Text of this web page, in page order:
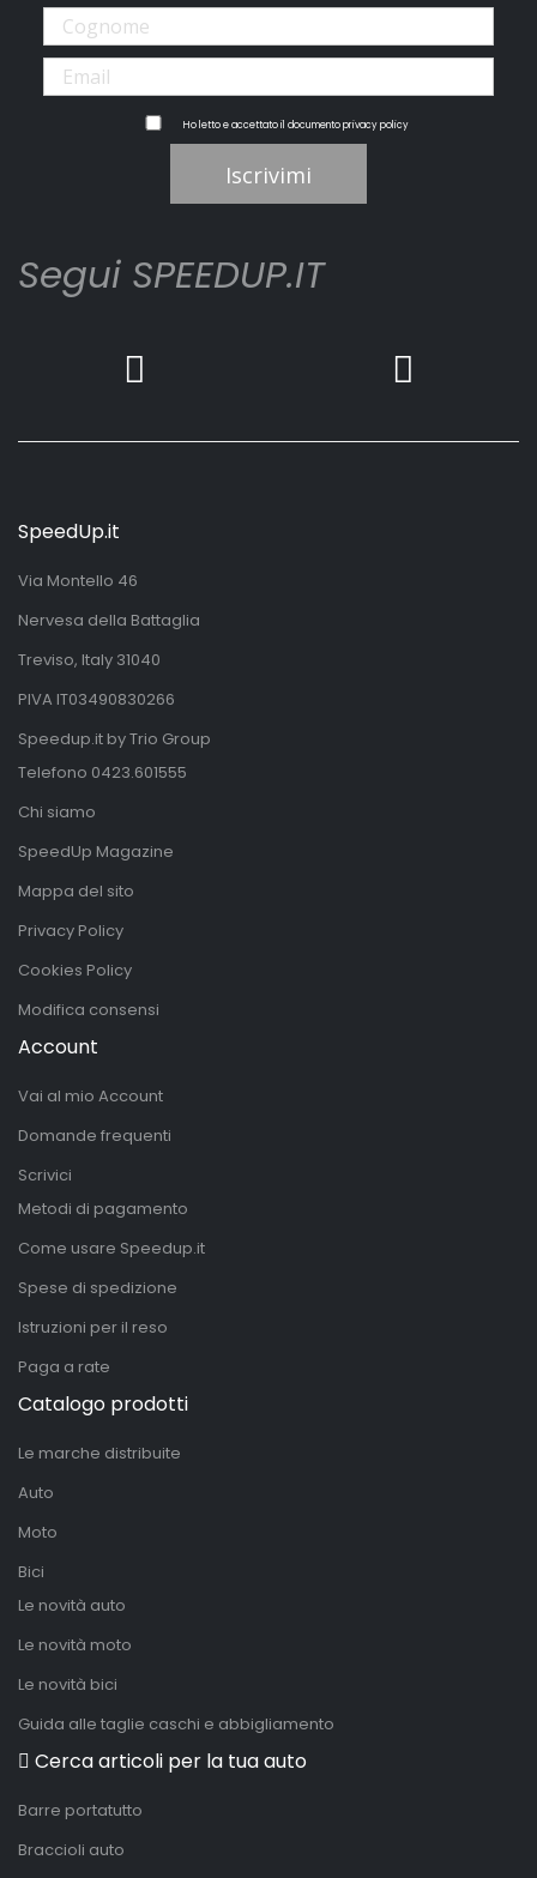
Ho letto e accettato il documentoprivacy policy
Iscrivimi
Segui SPEEDUP.IT
SpeedUp.it
Via Montello 46
Nervesa della Battaglia
Treviso, Italy 31040
PIVA IT03490830266
Speedup.it by Trio Group
Telefono 0423.601555
Chi siamo
SpeedUp Magazine
Mappa del sito
Privacy Policy
Cookies Policy
Modifica consensi
Account
Vai al mio Account
Domande frequenti
Scrivici
Metodi di pagamento
Come usare Speedup.it
Spese di spedizione
Istruzioni per il reso
Paga a rate
Catalogo prodotti
Le marche distribuite
Auto
Moto
Bici
Le novità auto
Le novità moto
Le novità bici
Guida alle taglie caschi e abbigliamento
Cerca articoli per la tua auto
Barre portatutto
Braccioli auto